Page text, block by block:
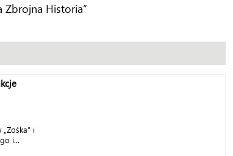
Zbrojna Historia”
i
i...